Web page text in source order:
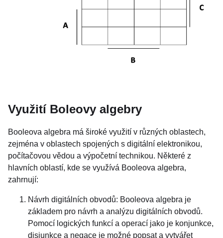
Využití Boleovy algebry
Booleova algebra má široké využití v různých oblastech,
zejména v oblastech spojených s digitální elektronikou,
počítačovou vědou a výpočetní technikou. Některé z
hlavních oblastí, kde se využívá Booleova algebra,
zahrnují:
Návrh digitálních obvodů: Booleova algebra je
základem pro návrh a analýzu digitálních obvodů.
Pomocí logických funkcí a operací jako je konjunkce,
disjunkce a negace je možné popsat a vytvářet